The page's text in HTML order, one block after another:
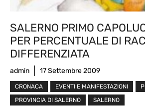
SALERNO PRIMO
PER PERCENTUALE DI
DIFFERENZIATA
admin 17 Settembre 2009
CRONACA EVENTI E MANIFESTAZIONI
PROVINCIA DI SALERNO
SALERNO